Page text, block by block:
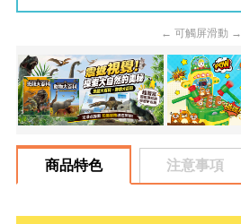
← 可觸屏滑動 →
商品特色 注意事項